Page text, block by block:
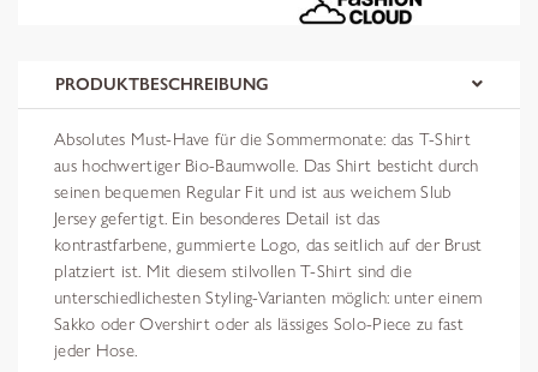
PRODUKTBESCHREIBUNG
Absolutes Must-Have für die Sommermonate: das T-Shirt
aus hochwertiger Bio-Baumwolle. Das Shirt besticht durch
seinen bequemen Regular Fit und ist aus weichem Slub
Jersey gefertigt. Ein besonderes Detail ist das
kontrastfarbene, gummierte Logo, das seitlich auf der Brust
platziert ist. Mit diesem stilvollen T-Shirt sind die
unterschiedlichesten Styling-Varianten möglich: unter einem
Sakko oder Overshirt oder als lässiges Solo-Piece zu fast
jeder Hose.